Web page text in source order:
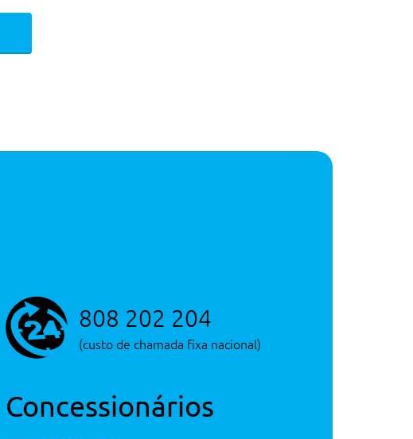
808 202 204
(custo de chamada fixa nacional)
Concessionários